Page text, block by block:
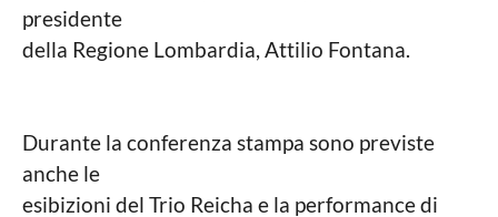
presidente
della Regione Lombardia, Attilio Fontana.
Durante la conferenza stampa sono previste
anche le
esibizioni del Trio Reicha e la performance di